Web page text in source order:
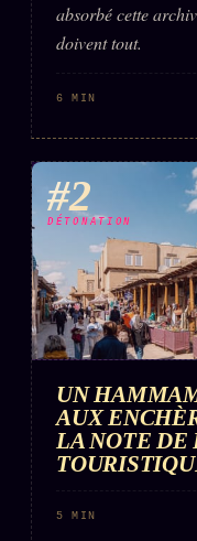
absorbé cette
doivent tout.
6 MIN
#2
DÉTONATION
UN
AUX
LA NOTE
5 MIN